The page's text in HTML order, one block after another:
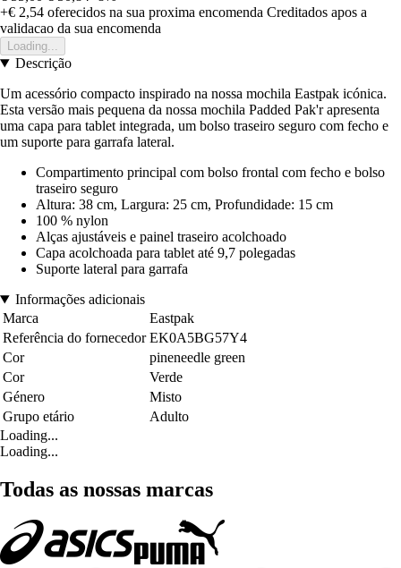
+€ 2,54 oferecidos na sua proxima encomenda Creditados apos a
validacao da sua encomenda
Loading...
Descrição
Um acessório compacto inspirado na nossa mochila Eastpak icónica.
Esta versão mais pequena da nossa mochila Padded Pak'r apresenta
uma capa para tablet integrada, um bolso traseiro seguro com fecho e
um suporte para garrafa lateral.
Compartimento principal com bolso frontal com fecho e bolso
traseiro seguro
Altura: 38 cm, Largura: 25 cm, Profundidade: 15 cm
100 % nylon
Alças ajustáveis e painel traseiro acolchoado
Capa acolchoada para tablet até 9,7 polegadas
Suporte lateral para garrafa
Informações adicionais
Marca
Eastpak
Referência do fornecedor EK0A5BG57Y4
Cor
pineneedle green
Cor
Verde
Género
Misto
Grupo etário
Adulto
Loading...
Loading...
Todas as nossas marcas